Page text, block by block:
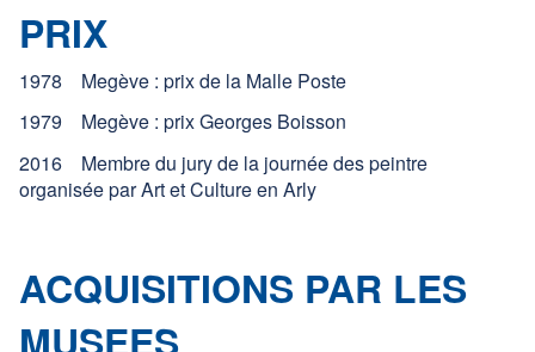
PRIX
1978 Megève : prix de la Malle Poste
1979 Megève : prix Georges Boisson
2016 Membre du jury de la journée des peintre
organisée par Art et Culture en Arly
ACQUISITIONS PAR LES
MUSEES